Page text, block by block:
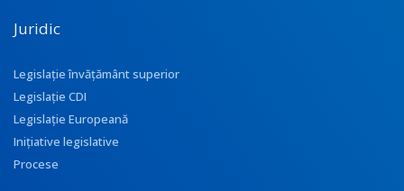
Juridic
Legislație învățământ superior
Legislație CDI
Legislație Europeană
Inițiative legislative
Procese